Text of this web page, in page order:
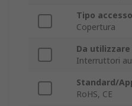
Tipo
Copertura
Da utilizzare
Interruttori
Standard/
RoHS, CE